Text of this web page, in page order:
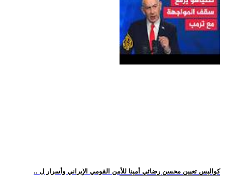
.. كواليس تعيين محسن رضائي أمينا للأمن القومي الإيراني وأسرار ل